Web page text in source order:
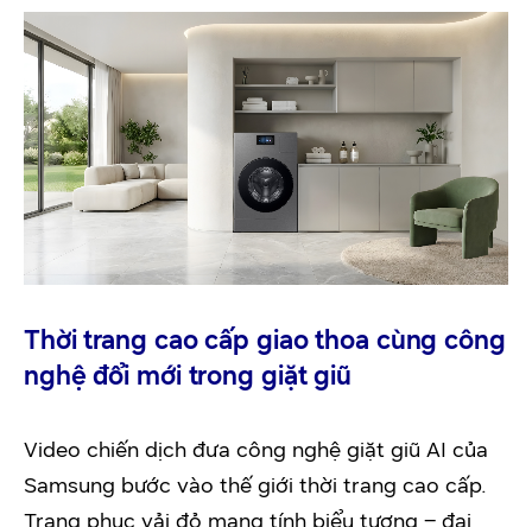
Thời trang cao cấp giao thoa cùng công
nghệ đổi mới trong giặt giũ
Video chiến dịch đưa công nghệ giặt giũ AI của
Samsung bước vào thế giới thời trang cao cấp.
Trang phục vải đỏ mang tính biểu tượng – đại